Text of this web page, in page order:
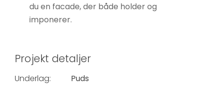
du en facade, der både holder og
imponerer.
Projekt detaljer
Underlag: Puds